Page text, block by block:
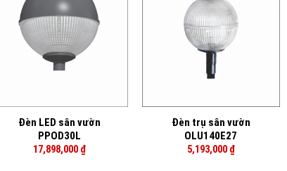
Đèn LED sân vườn
PPOD30L
17,898,000 ₫
Đèn trụ sân vườn
OLU140E27
5,193,000 ₫